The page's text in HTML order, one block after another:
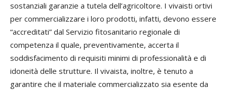
sostanziali garanzie a tutela dell’agricoltore. I vivaisti ortivi
per commercializzare i loro prodotti, infatti, devono essere
“accreditati” dal Servizio fitosanitario regionale di
competenza il quale, preventivamente, accerta il
soddisfacimento di requisiti minimi di professionalità e di
idoneità delle strutture. Il vivaista, inoltre, è tenuto a
garantire che il materiale commercializzato sia esente da